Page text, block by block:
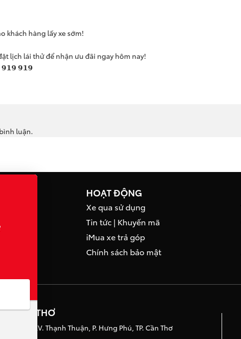
khách hàng lấy xe sớm!
lịch lái thử để nhận ưu đãi ngay hôm nay!
𝟵𝟭𝟵 𝟵𝟭𝟵
luận.
HOẠT ĐỘNG
Xe qua sử dụng
Tin tức| Khuyến mã
iMua xe trả góp
Chính sách bảo mật
CẦN THƠ
Giáp, KV. Thạnh Thuận, P. Hưng Phú, TP. Cần Thơ